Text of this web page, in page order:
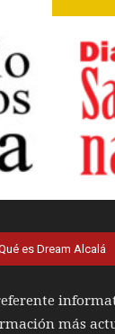
es Dream Alcalá
más